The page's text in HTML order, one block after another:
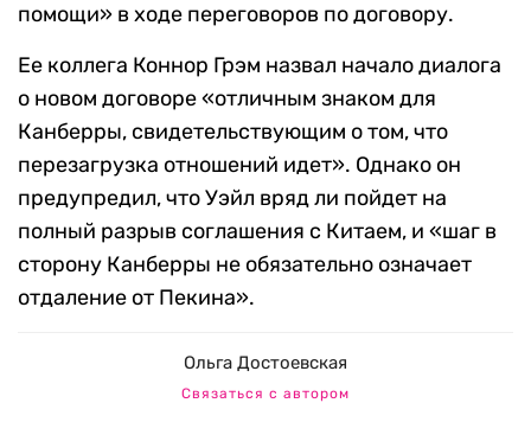
помощи» в ходе переговоров по договору.
Ее коллега Коннор Грэм назвал начало диалога
о новом договоре «отличным знаком для
Канберры, свидетельствующим о том, что
перезагрузка отношений идет». Однако он
предупредил, что Уэйл вряд ли пойдет на
полный разрыв соглашения с Китаем, и «шаг в
сторону Канберры не обязательно означает
отдаление от Пекина».
Ольга Достоевская
Связаться с автором